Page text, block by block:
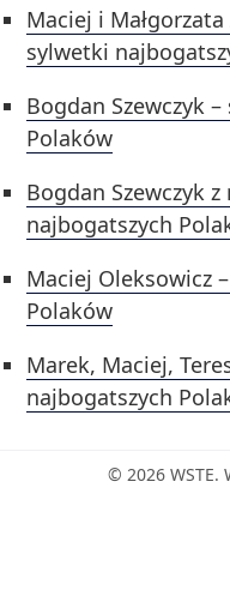
Maciej i
sylwetki
Bogdan Szewczyk
Polaków
Bogdan Szewczyk
najbogatszych
Maciej Oleksowicz
Polaków
Marek, Maciej,
najbogatszych
© 2026 WSTE.